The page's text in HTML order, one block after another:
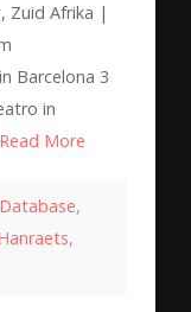
Zuid Afrika |
Barcelona 3
in
Read More
,
,